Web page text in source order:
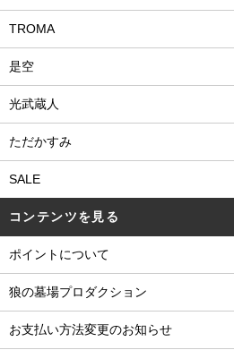
TROMA
是空
光武蔵人
ただかすみ
SALE
コンテンツを見る
ポイントについて
狼の墓場プロダクション
お支払い方法変更のお知らせ